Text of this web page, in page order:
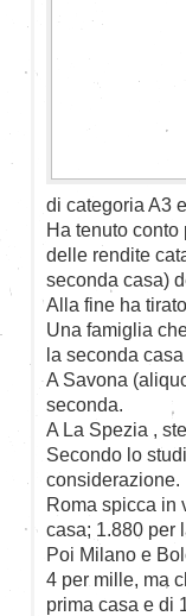
di categoria A3
Ha tenuto conto
delle rendite
seconda casa)
Alla fine ha
Una famiglia
la seconda
A Savona
seconda.
A La Spezia ,
Secondo lo
considerazione.
Roma spicca in
casa; 1.880 per
Poi Milano e
4 per mille, ma
prima casa e di